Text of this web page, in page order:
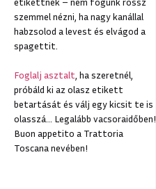
szemmel nézni, ha nagy kanállal
habzsolod a levest és elvágod a
spagettit.
Foglalj asztalt , ha szeretnél,
próbáld ki az olasz etikett
betartását és válj egy kicsit te is
olasszá… Legalább vacsoraidőben!
Buon appetito a Trattoria
Toscana nevében!